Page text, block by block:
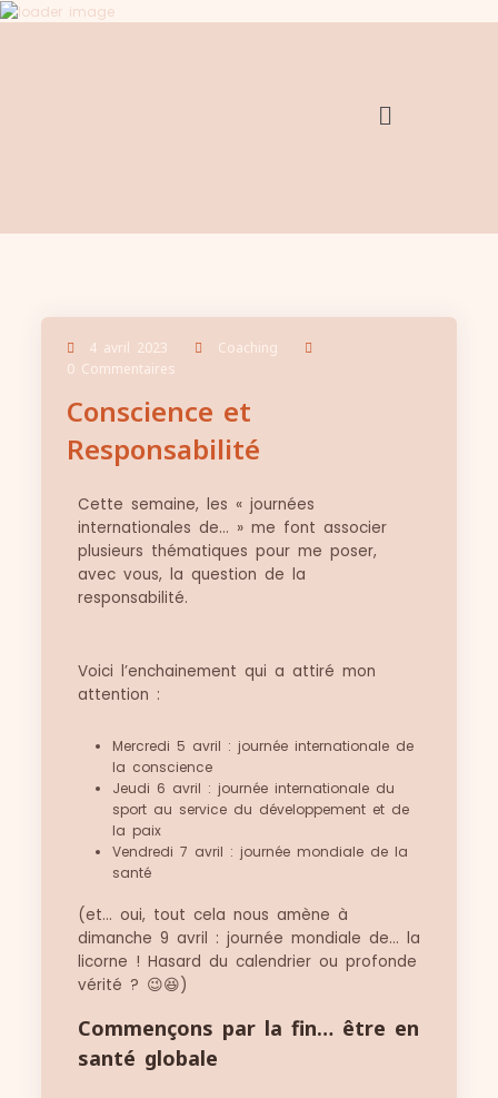
4 avril 2023
Coaching
0 Commentaires
Conscience et
Responsabilité
Cette semaine, les « journées
internationales de… » me font associer
plusieurs thématiques pour me poser,
avec vous, la question de la
responsabilité.
Voici l’enchainement qui a attiré mon
attention :
Mercredi 5 avril : journée internationale de
la conscience
Jeudi 6 avril : journée internationale du
sport au service du développement et de
la paix
Vendredi 7 avril : journée mondiale de la
santé
(et… oui, tout cela nous amène à
dimanche 9 avril : journée mondiale de… la
licorne ! Hasard du calendrier ou profonde
vérité ? 😉😆)
Commençons par la fin… être en
santé globale